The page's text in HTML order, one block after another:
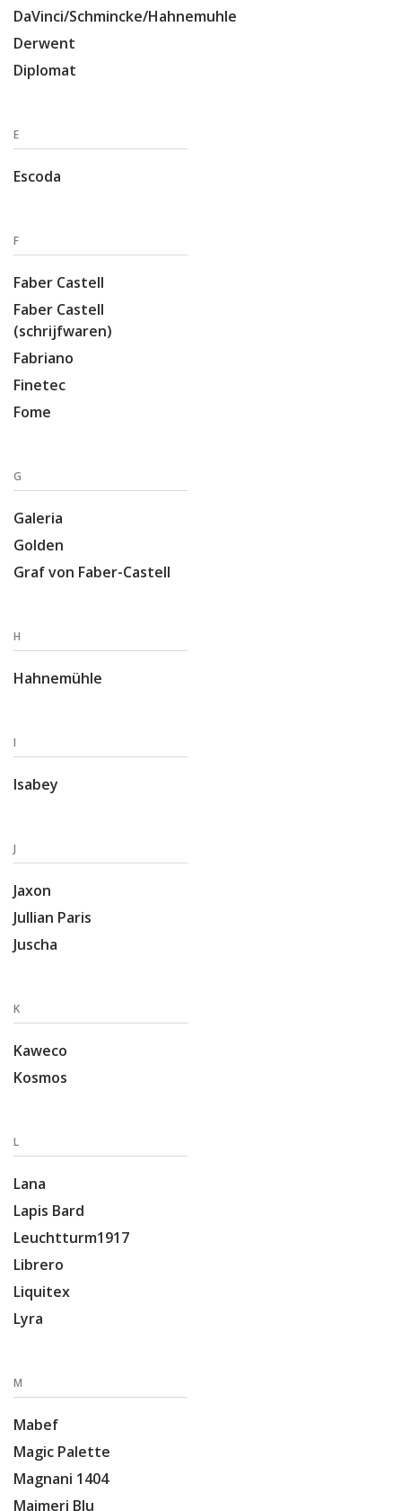
DaVinci/Schmincke/Hahnemuhle
Derwent
Diplomat
E
Escoda
F
Faber Castell
Faber Castell
(schrijfwaren)
Fabriano
Finetec
Fome
G
Galeria
Golden
Graf von Faber-Castell
H
Hahnemühle
I
Isabey
J
Jaxon
Jullian Paris
Juscha
K
Kaweco
Kosmos
L
Lana
Lapis Bard
Leuchtturm1917
Librero
Liquitex
Lyra
M
Mabef
Magic Palette
Magnani 1404
Maimeri Blu